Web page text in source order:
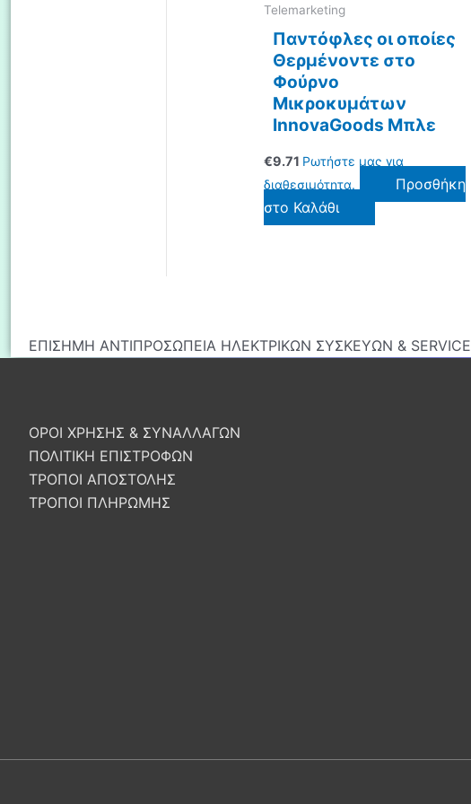
προϊόντος
Telemarketing
Παντόφλες οι οποίες
Θερμένοντε στο
Φούρνο
Μικροκυμάτων
InnovaGoods Μπλε
€9.71 Ρωτήστε μας για
διαθεσιμότητα.
Προσθήκη
στο Καλάθι
ΕΠΙΣΗΜΗ ΑΝΤΙΠΡΟΣΩΠΕΙΑ ΗΛΕΚΤΡΙΚΩΝ ΣΥΣΚΕΥΩΝ & SERVICE
ΟΡΟΙ ΧΡΗΣΗΣ & ΣΥΝΑΛΛΑΓΩΝ
ΠΟΛΙΤΙΚΗ ΕΠΙΣΤΡΟΦΩΝ
ΤΡΟΠΟΙ ΑΠΟΣΤΟΛΗΣ
ΤΡΟΠΟΙ ΠΛΗΡΩΜΗΣ